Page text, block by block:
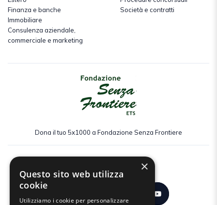
Finanza e banche
Immobiliare
Consulenza aziendale,
commerciale e marketing
Società e contratti
Dona il tuo 5x1000 a Fondazione Senza Frontiere
×
Questo sito web utilizza
cookie
Utilizziamo i cookie per personalizzare